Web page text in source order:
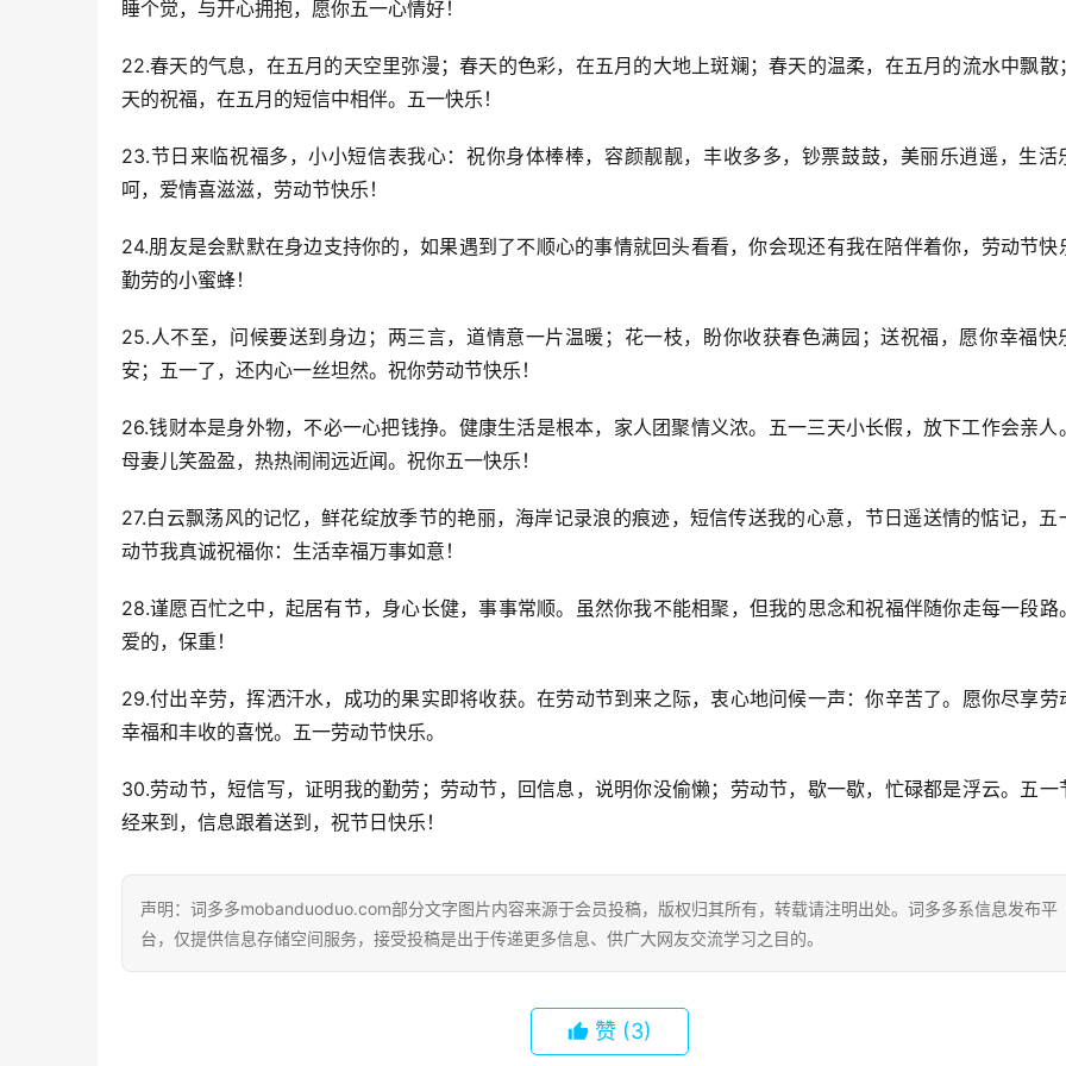
睡个觉，与开心拥抱，愿你五一心情好！
22.春天的气息，在五月的天空里弥漫；春天的色彩，在五月的大地上斑斓；春天的温柔，在五月的流水中飘散
天的祝福，在五月的短信中相伴。五一快乐！
23.节日来临祝福多，小小短信表我心：祝你身体棒棒，容颜靓靓，丰收多多，钞票鼓鼓，美丽乐逍遥，生活
呵，爱情喜滋滋，劳动节快乐！
24.朋友是会默默在身边支持你的，如果遇到了不顺心的事情就回头看看，你会现还有我在陪伴着你，劳动节快
勤劳的小蜜蜂！
25.人不至，问候要送到身边；两三言，道情意一片温暖；花一枝，盼你收获春色满园；送祝福，愿你幸福快
安；五一了，还内心一丝坦然。祝你劳动节快乐！
26.钱财本是身外物，不必一心把钱挣。健康生活是根本，家人团聚情义浓。五一三天小长假，放下工作会亲人
母妻儿笑盈盈，热热闹闹远近闻。祝你五一快乐！
27.白云飘荡风的记忆，鲜花绽放季节的艳丽，海岸记录浪的痕迹，短信传送我的心意，节日遥送情的惦记，五
动节我真诚祝福你：生活幸福万事如意！
28.谨愿百忙之中，起居有节，身心长健，事事常顺。虽然你我不能相聚，但我的思念和祝福伴随你走每一段路
爱的，保重！
29.付出辛劳，挥洒汗水，成功的果实即将收获。在劳动节到来之际，衷心地问候一声：你辛苦了。愿你尽享劳
幸福和丰收的喜悦。五一劳动节快乐。
30.劳动节，短信写，证明我的勤劳；劳动节，回信息，说明你没偷懒；劳动节，歇一歇，忙碌都是浮云。五一
经来到，信息跟着送到，祝节日快乐！
声明：词多多mobanduoduo.com部分文字图片内容来源于会员投稿，版权归其所有，转载请注明出处。词多多系信息发布平
台，仅提供信息存储空间服务，接受投稿是出于传递更多信息、供广大网友交流学习之目的。
赞 (3)